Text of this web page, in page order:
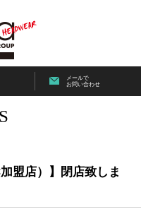
メールで
お問い合わせ
盟店）】閉店致しま